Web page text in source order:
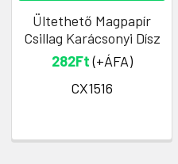
Ültethető Magpapír
Csillag Karácsonyi Dísz
282Ft(+ÁFA)
CX1516